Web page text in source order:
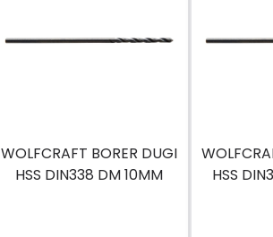
WOLFCRAFT BORER DUGI
HSS DIN338 DM 10MM
HSS